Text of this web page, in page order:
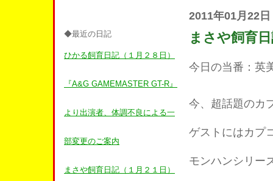
◆最近の日記
ひかる飼育日記（１月２８日）
『A&G GAMEMASTER GT-R』
より出演者、体調不良による一
部変更のご案内
まさや飼育日記（１月２１日）
2011年01月22日
まさや飼育
今日の当番：英
今、超話題のカ
ゲストにはカプ
モンハンシリー